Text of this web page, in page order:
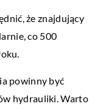
że znajdujący
co 500
powinny być
hydrauliki. Warto